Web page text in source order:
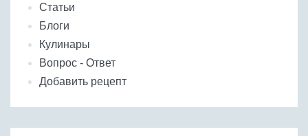
Статьи
Блоги
Кулинары
Вопрос - Ответ
Добавить рецепт